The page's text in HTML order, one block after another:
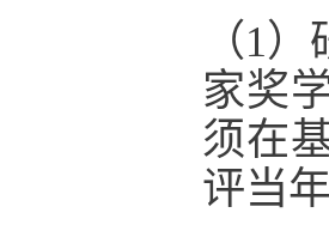
（1
家奖
须在
评当